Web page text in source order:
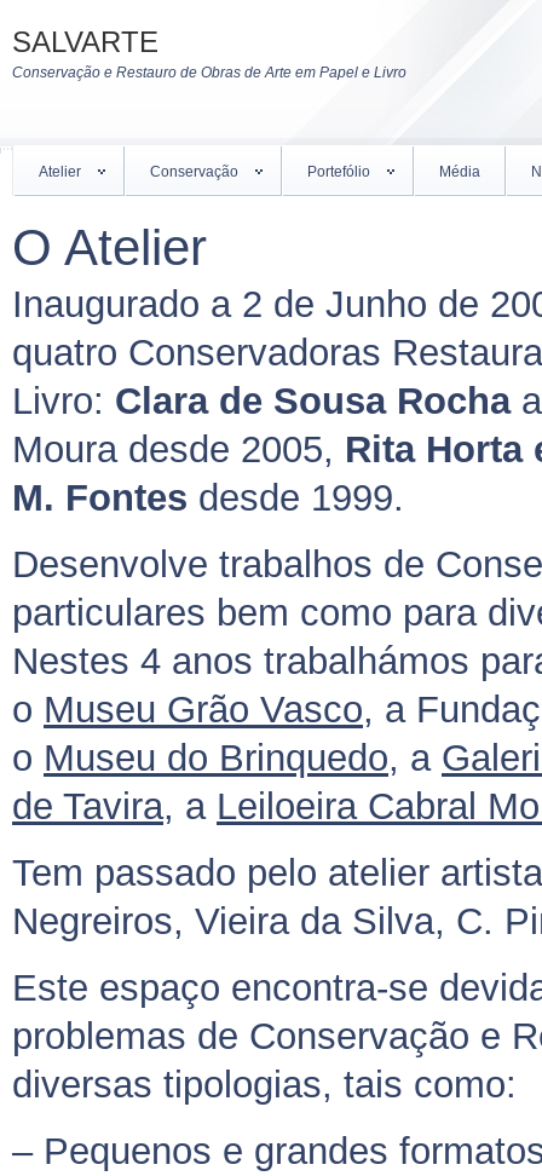
SALVARTE
Conservação e Restauro de Obras de Arte em Papel e Livro
Atelier Conservação Portefólio Média
O Atelier
Inaugurado a 2 de Junho de
quatro Conservadoras
Livro: Clara de Sousa Rochaa
Moura desde 2005, Rita Horta
M. Fontes desde 1999.
Desenvolve trabalhos de
particulares bem como para
Nestes 4 anos trabalhámos
o Museu Grão Vasco, a
o Museu do Brinquedo, a
de Tavira, a Leiloeira Cabral
Tem passado pelo atelier
Negreiros, Vieira da Silva, C.
Este espaço encontra-se
problemas de Conservação e
diversas tipologias, tais como:
– Pequenos e grandes